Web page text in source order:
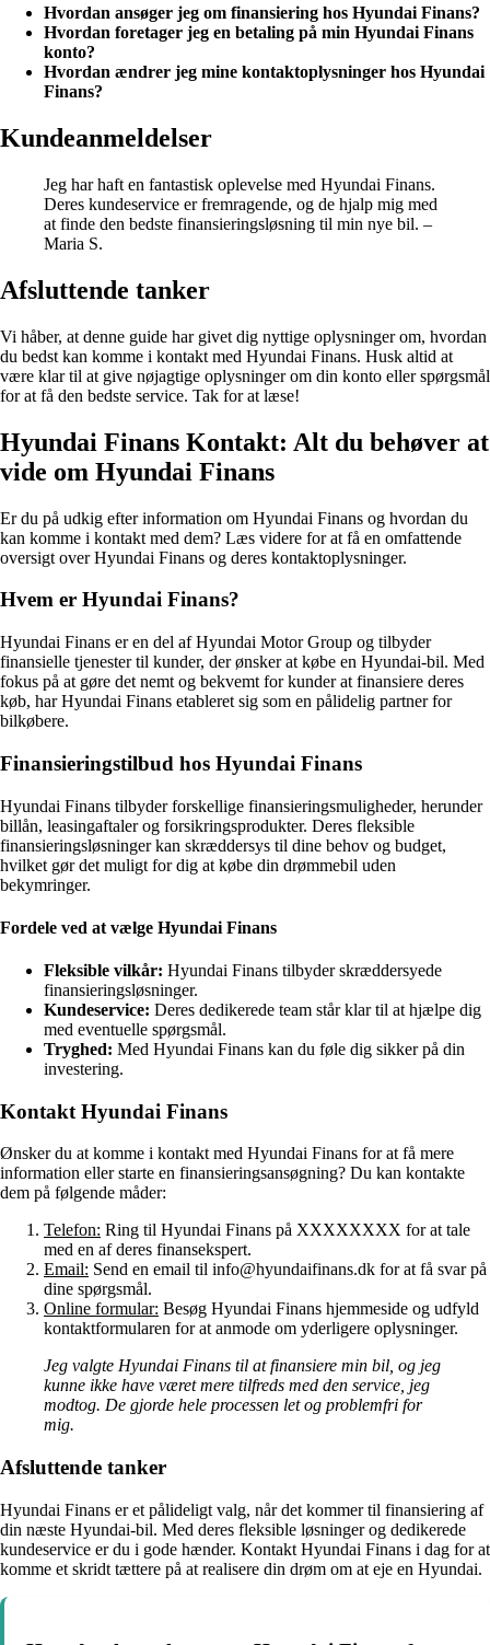
Hvordan ansøger jeg om finansiering hos Hyundai Finans?
Hvordan foretager jeg en betaling på min Hyundai Finans
konto?
Hvordan ændrer jeg mine kontaktoplysninger hos Hyundai
Finans?
Kundeanmeldelser
Jeg har haft en fantastisk oplevelse med Hyundai Finans.
Deres kundeservice er fremragende, og de hjalp mig med
at finde den bedste finansieringsløsning til min nye bil. –
Maria S.
Afsluttende tanker
Vi håber, at denne guide har givet dig nyttige oplysninger om, hvordan
du bedst kan komme i kontakt med Hyundai Finans. Husk altid at
være klar til at give nøjagtige oplysninger om din konto eller spørgsmål
for at få den bedste service. Tak for at læse!
Hyundai Finans Kontakt: Alt du behøver at
vide om Hyundai Finans
Er du på udkig efter information om Hyundai Finans og hvordan du
kan komme i kontakt med dem? Læs videre for at få en omfattende
oversigt over Hyundai Finans og deres kontaktoplysninger.
Hvem er Hyundai Finans?
Hyundai Finans er en del af Hyundai Motor Group og tilbyder
finansielle tjenester til kunder, der ønsker at købe en Hyundai-bil. Med
fokus på at gøre det nemt og bekvemt for kunder at finansiere deres
køb, har Hyundai Finans etableret sig som en pålidelig partner for
bilkøbere.
Finansieringstilbud hos Hyundai Finans
Hyundai Finans tilbyder forskellige finansieringsmuligheder, herunder
billån, leasingaftaler og forsikringsprodukter. Deres fleksible
finansieringsløsninger kan skræddersys til dine behov og budget,
hvilket gør det muligt for dig at købe din drømmebil uden
bekymringer.
Fordele ved at vælge Hyundai Finans
Fleksible vilkår: Hyundai Finans tilbyder skræddersyede
finansieringsløsninger.
Kundeservice: Deres dedikerede team står klar til at hjælpe dig
med eventuelle spørgsmål.
Tryghed: Med Hyundai Finans kan du føle dig sikker på din
investering.
Kontakt Hyundai Finans
Ønsker du at komme i kontakt med Hyundai Finans for at få mere
information eller starte en finansieringsansøgning? Du kan kontakte
dem på følgende måder:
Telefon: Ring til Hyundai Finans på XXXXXXXX for at tale
med en af deres finansekspert.
Email: Send en email til info@hyundaifinans.dk for at få svar på
dine spørgsmål.
Online formular: Besøg Hyundai Finans hjemmeside og udfyld
kontaktformularen for at anmode om yderligere oplysninger.
Jeg valgte Hyundai Finans til at finansiere min bil, og jeg
kunne ikke have været mere tilfreds med den service, jeg
modtog. De gjorde hele processen let og problemfri for
mig.
Afsluttende tanker
Hyundai Finans er et pålideligt valg, når det kommer til finansiering af
din næste Hyundai-bil. Med deres fleksible løsninger og dedikerede
kundeservice er du i gode hænder. Kontakt Hyundai Finans i dag for at
komme et skridt tættere på at realisere din drøm om at eje en Hyundai.